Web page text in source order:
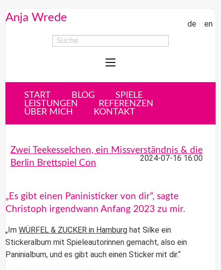
Anja Wrede de en
START BLOG
SPIELE
LEISTUNGEN
REFERENZEN
ÜBER MICH
KONTAKT
2024-07-16 16:00
Zwei Teekesselchen, ein Missverständnis & die
Berlin Brettspiel Con
„Es gibt einen Paninisticker von dir“, sagte
Christoph irgendwann Anfang 2023 zu mir.
„Im WÜRFEL & ZUCKER in Hamburg hat Silke ein
Stickeralbum mit Spieleautorinnen gemacht, also ein
Paninialbum, und es gibt auch einen Sticker mit dir.“